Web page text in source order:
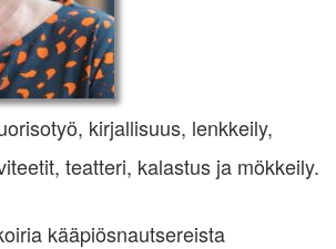
kirjallisuus, lenkkeily,
teatteri, kalastus ja mökkeily.
kääpiösnautsereista